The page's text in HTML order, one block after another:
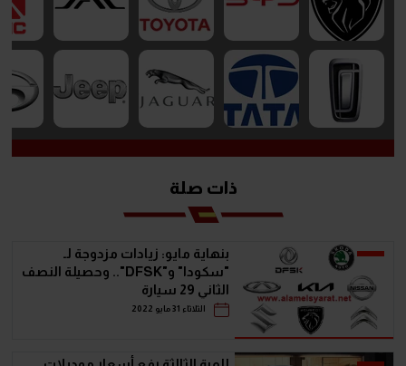
ذات صلة
بنهاية مايو: زيادات مزدوجة لـ
"سكودا" و"DFSK".. وحصيلة النصف
الثاني 29 سيارة
الثلاثاء 31 مايو 2022